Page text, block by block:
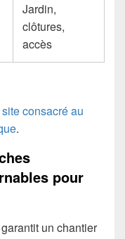
Jardin,
clôtures,
accès
consacré au
.
pour
un chantier